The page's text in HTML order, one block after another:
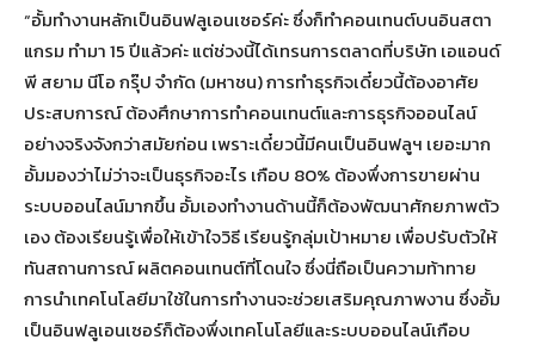
“อั้มทำงานหลักเป็นอินฟลูเอนเซอร์ค่ะ ซึ่งก็ทำคอนเทนต์บนอินสตา
แกรม ทำมา 15 ปีแล้วค่ะ แต่ช่วงนี้ได้เทรนการตลาดที่บริษัท เอแอนด์
พี สยาม นีโอ กรุ๊ป จำกัด (มหาชน) การทำธุรกิจเดี๋ยวนี้ต้องอาศัย
ประสบการณ์ ต้องศึกษาการทำคอนเทนต์และการธุรกิจออนไลน์
อย่างจริงจังกว่าสมัยก่อน เพราะเดี๋ยวนี้มีคนเป็นอินฟลูฯ เยอะมาก
อั้มมองว่าไม่ว่าจะเป็นธุรกิจอะไร เกือบ 80% ต้องพึ่งการขายผ่าน
ระบบออนไลน์มากขึ้น อั้มเองทำงานด้านนี้ก็ต้องพัฒนาศักยภาพตัว
เอง ต้องเรียนรู้เพื่อให้เข้าใจวิธี เรียนรู้กลุ่มเป้าหมาย เพื่อปรับตัวให้
ทันสถานการณ์ ผลิตคอนเทนต์ที่โดนใจ ซึ่งนี่ถือเป็นความท้าทาย
การนำเทคโนโลยีมาใช้ในการทำงานจะช่วยเสริมคุณภาพงาน ซึ่งอั้ม
เป็นอินฟลูเอนเซอร์ก็ต้องพึ่งเทคโนโลยีและระบบออนไลน์เกือบ